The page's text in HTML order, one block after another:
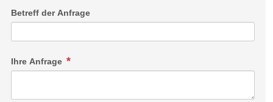
Betreff der Anfrage
Ihre Anfrage